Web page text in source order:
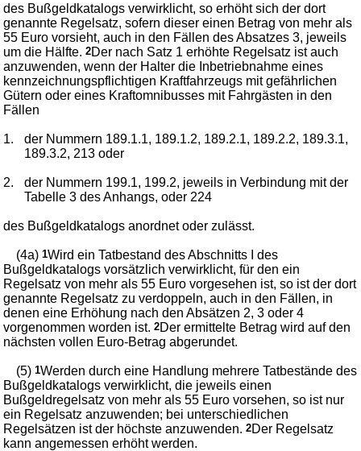
des Bußgeldkatalogs verwirklicht, so erhöht sich der dort
genannte Regelsatz, sofern dieser einen Betrag von mehr als
55 Euro vorsieht, auch in den Fällen des Absatzes 3, jeweils
um die Hälfte.2Der nach Satz 1 erhöhte Regelsatz ist auch
anzuwenden, wenn der Halter die Inbetriebnahme eines
kennzeichnungspflichtigen Kraftfahrzeugs mit gefährlichen
Gütern oder eines Kraftomnibusses mit Fahrgästen in den
Fällen
1.
der Nummern 189.1.1, 189.1.2, 189.2.1, 189.2.2, 189.3.1,
189.3.2, 213 oder
2.
der Nummern 199.1, 199.2, jeweils in Verbindung mit der
Tabelle 3 des Anhangs, oder 224
des Bußgeldkatalogs anordnet oder zulässt.
(4a)1Wird ein Tatbestand des Abschnitts I des
Bußgeldkatalogs vorsätzlich verwirklicht, für den ein
Regelsatz von mehr als 55 Euro vorgesehen ist, so ist der dort
genannte Regelsatz zu verdoppeln, auch in den Fällen, in
denen eine Erhöhung nach den Absätzen 2, 3 oder 4
vorgenommen worden ist.2Der ermittelte Betrag wird auf den
nächsten vollen Euro-Betrag abgerundet.
(5)1Werden durch eine Handlung mehrere Tatbestände des
Bußgeldkatalogs verwirklicht, die jeweils einen
Bußgeldregelsatz von mehr als 55 Euro vorsehen, so ist nur
ein Regelsatz anzuwenden; bei unterschiedlichen
Regelsätzen ist der höchste anzuwenden.2Der Regelsatz
kann angemessen erhöht werden.